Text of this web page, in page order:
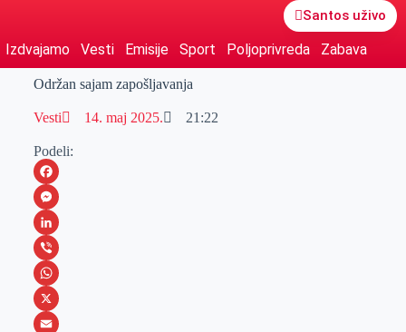
Santos uživo
Izdvajamo Vesti Emisije Sport Poljoprivreda Zabava
Održan sajam zapošljavanja
Vesti 14. maj 2025. 21:22
Podeli:
F
a
c
e
b
o
M
e
s
s
e
L
i
n
k
V
i
b
W
h
X